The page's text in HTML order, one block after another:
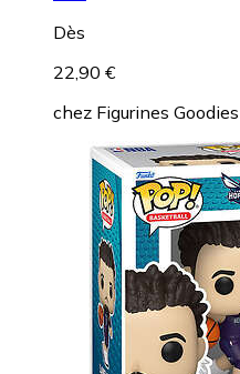
Dès
22,90 €
chez Figurines Goodies